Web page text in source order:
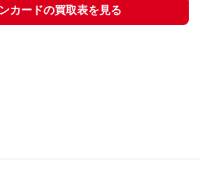
カードの買取表を見る